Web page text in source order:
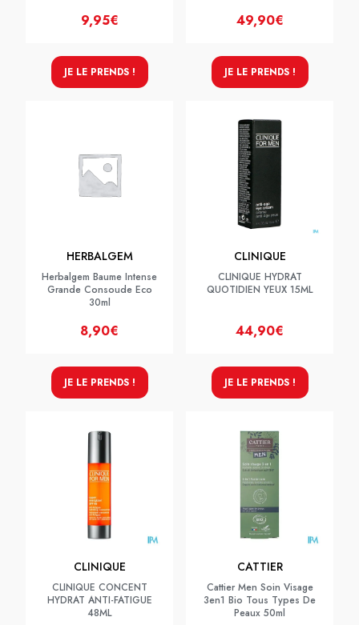
9,95€
JE LE PRENDS !
49,90€
JE LE PRENDS !
HERBALGEM
Herbalgem Baume Intense
Grande Consoude Eco
30ml
8,90€
JE LE PRENDS !
CLINIQUE
CLINIQUE HYDRAT
QUOTIDIEN YEUX 15ML
44,90€
JE LE PRENDS !
CLINIQUE
CLINIQUE CONCENT
HYDRAT ANTI-FATIGUE
48ML
CATTIER
Cattier Men Soin Visage
3en1 Bio Tous Types De
Peaux 50ml